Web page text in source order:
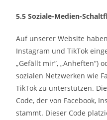
5.5 Soziale-Medien-
Auf unserer Website
Instagram und TikTok
„Gefällt mir”, „Anheften”)
sozialen Netzwerken wie
TikTok zu unterstützen.
Code, der von Facebook,
stammt. Dieser Code